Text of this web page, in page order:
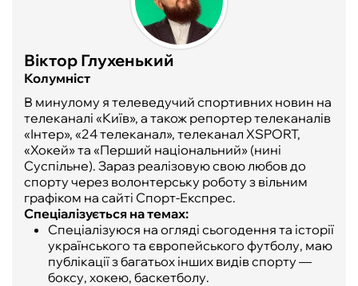
ХОКЕЙ
ТЕНІС
КІБЕРСПОРТ
ЧС-2026
ФУТЗАЛ
Віктор Глухенький
Колумніст
В минулому я телеведучий спортивних новин на
телеканалі «Київ», а також репортер телеканалів
«Інтер», «24 телеканал», телеканал XSPORT,
«Хокей» та «Перший національний» (нині
Суспільне). Зараз реалізовую свою любов до
спорту через волонтерську роботу з вільним
графіком на сайті Спорт-Експрес.
Спеціалізується на темах:
Спеціалізуюся на огляді сьогодення та історії
українського та європейського футболу, маю
публікації з багатьох інших видів спорту —
боксу, хокею, баскетболу.